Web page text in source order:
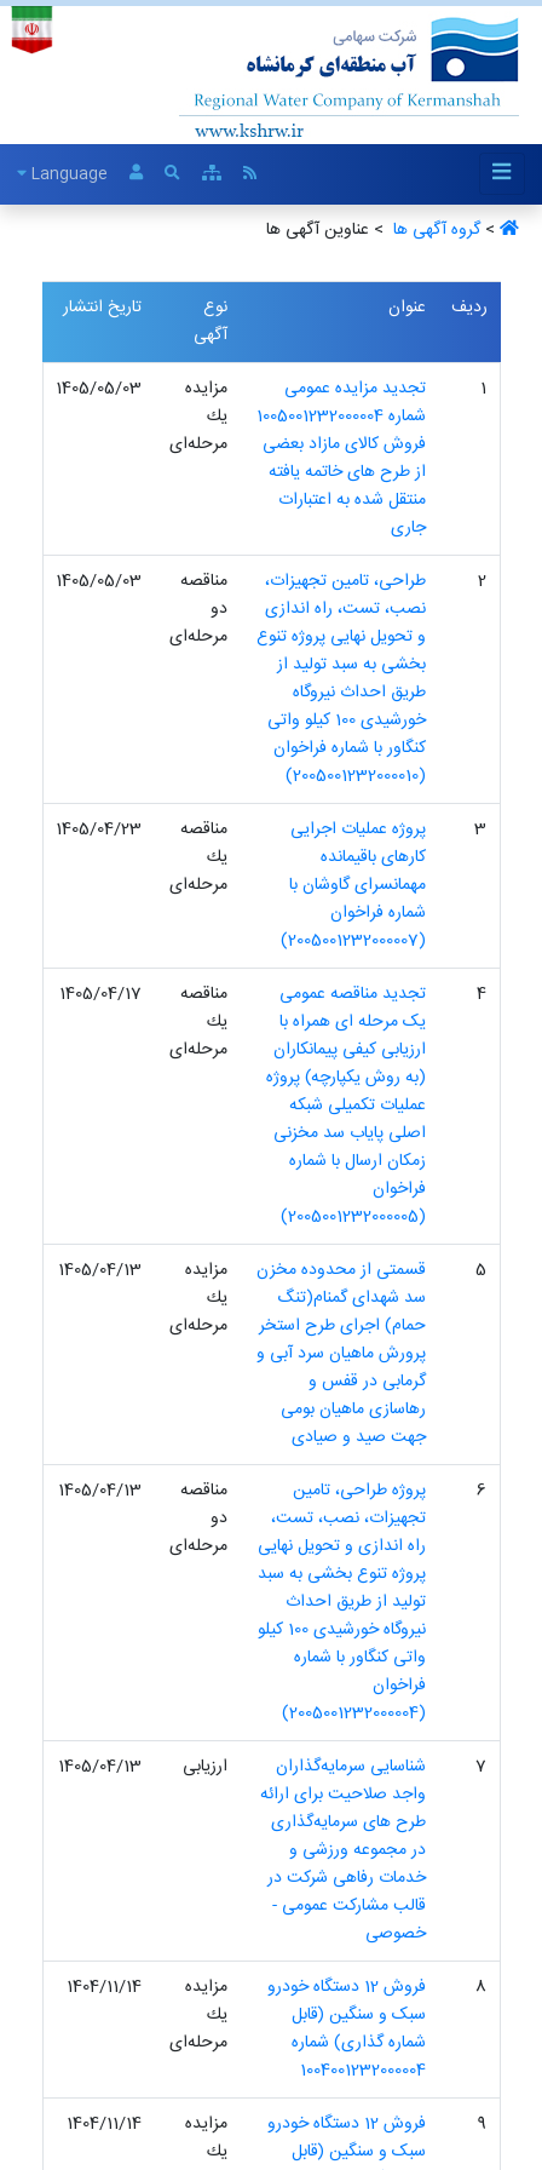
Language
>گروه آگهی ها ‏ > عناوین آگهی ها
ردیف عنوان
نوع
آگهی
تاریخ انتشار
1
تجدید مزایده عمومی
شماره 1005001232000004
فروش کالای مازاد بعضی
از طرح های خاتمه یافته
منتقل شده به اعتبارات
جاری
مزایده
یك
مرحله‌ای
1405/05/03
2
طراحی، تامین تجهیزات،
نصب، تست، راه اندازی
و تحویل نهایی پروژه تنوع
بخشی به سبد تولید از
طریق احداث نیروگاه
خورشیدی 100 کیلو واتی
کنگاور با شماره فراخوان
(2005001232000010)
مناقصه
دو
مرحله‌ای
1405/05/03
3
پروژه عملیات اجرایی
کارهای باقیمانده
مهمانسرای گاوشان با
شماره فراخوان
(2005001232000007)
مناقصه
یك
مرحله‌ای
1405/04/23
4
تجدید مناقصه عمومی
یک مرحله ای همراه با
ارزیابی کیفی پیمانکاران
(به روش یکپارچه) پروژه
عملیات تکمیلی شبکه
اصلی پایاب سد مخزنی
زمکان ارسال با شماره
فراخوان
(2005001232000005)
مناقصه
یك
مرحله‌ای
1405/04/17
5
قسمتی از محدوده مخزن
سد شهدای گمنام(تنگ
حمام) اجرای طرح استخر
پرورش ماهیان سرد آبی و
گرمابی در قفس و
رهاسازی ماهیان بومی
جهت صید و صیادی
مزایده
یك
مرحله‌ای
1405/04/13
6
پروژه طراحی، تامین
تجهیزات، نصب، تست،
راه اندازی و تحویل نهایی
پروژه تنوع بخشی به سبد
تولید از طریق احداث
نیروگاه خورشیدی 100 کیلو
واتی کنگاور با شماره
فراخوان
(2005001232000004)
مناقصه
دو
مرحله‌ای
1405/04/13
7
شناسایی سرمایه‌گذاران
واجد صلاحیت برای ارائه
طرح های سرمایه‌گذاری
در مجموعه ورزشی و
خدمات رفاهی شرکت در
قالب مشارکت عمومی -
خصوصی
ارزیابی 1405/04/13
8
فروش 12 دستگاه خودرو
سبک و سنگین (قابل
شماره گذاری) شماره
1004001232000004
مزایده
یك
مرحله‌ای
1404/11/14
9
فروش 12 دستگاه خودرو
سبک و سنگین (قابل
مزایده
یك
1404/11/14